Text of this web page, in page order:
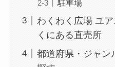
駐車場
わくわく広場 ユ
くにある直売所
都道府県・ジャン